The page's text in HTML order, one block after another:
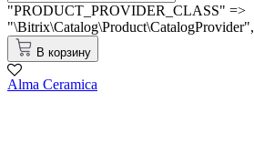
"PRODUCT_PROVIDER_CLASS" =>
"\Bitrix\Catalog\Product\CatalogProvider",
В корзину
Alma Ceramica